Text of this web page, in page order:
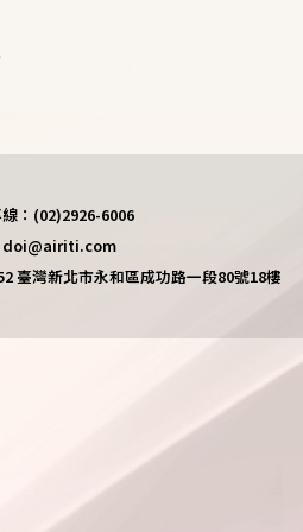
：(02)2926-6006
doi@airiti.com
臺灣新北市永和區成功路一段80號18樓